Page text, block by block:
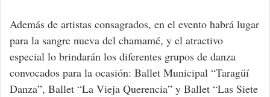
Además de artistas consagrados, en el evento habrá lugar
para la sangre nueva del chamamé, y el atractivo
especial lo brindarán los diferentes grupos de danza
convocados para la ocasión: Ballet Municipal “Taragüí
Danza”, Ballet “La Vieja Querencia” y Ballet “Las Siete